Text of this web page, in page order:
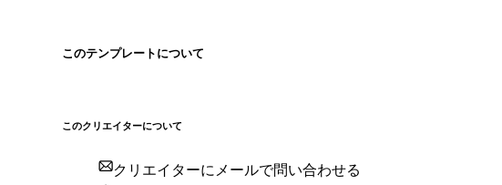
このテンプレートについて
このクリエイターについて
クリエイターにメールで問い合わせる